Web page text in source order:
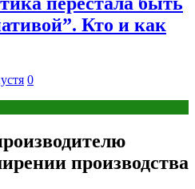
Кто и как
0
производства